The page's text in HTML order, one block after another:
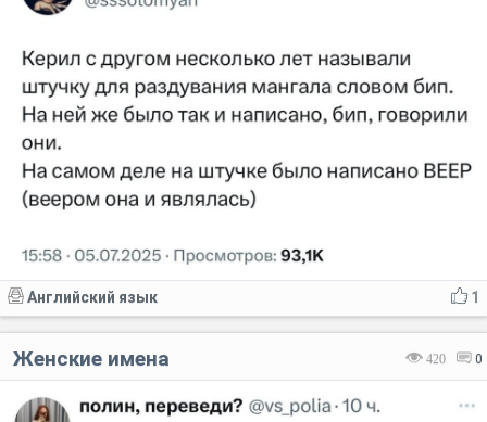
1
Английский язык
420 0
Женские имена